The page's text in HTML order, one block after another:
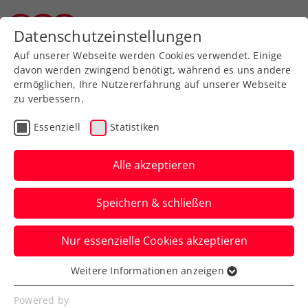
Zurück zur Newsübersicht
Ausbildung
Hochkarätige ÖTV-
Fortbildung 2024 in
Salzburg/Rif
Auch heuer finden sich über 100
Teilnehmer:innen zur Theorie und Praxis
vereinigenden Veranstaltung ein.
Verfasst von: Harald Mair / Redaktion, 15.10.2024
Datenschutzeinstellungen
Auf unserer Webseite werden Cookies verwendet. Einige
davon werden zwingend benötigt, während es uns andere
ermöglichen, Ihre Nutzererfahrung auf unserer Webseite
zu verbessern.
Essenziell Statistiken
Alle akzeptieren
Speichern & schließen
Nur essenzielle Cookies akzeptieren
Essenziell
Essenzielle Cookies werden für grundlegende
Weitere Informationen anzeigen
Powered by